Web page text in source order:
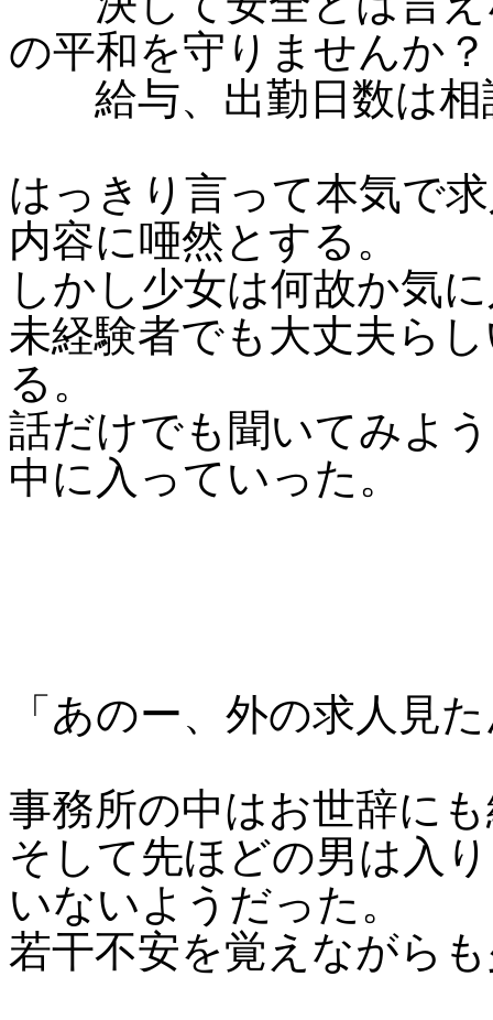
の平和を守りませんか？
給与、出勤日数は相
はっきり言って本気で
内容に唖然とする。
しかし少女は何故か気
未経験者でも大丈夫ら
る。
話だけでも聞いてみよ
中に入っていった。
「あのー、外の求人見
事務所の中はお世辞に
そして先ほどの男は入
いないようだった。
若干不安を覚えながら